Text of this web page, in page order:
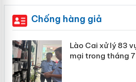
Chống hàng giả
Lào Cai xử lý 83
mại trong tháng 7